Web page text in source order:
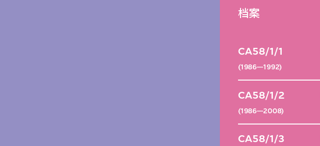
档案
CA58/1/1
(1986—1992)
CA58/1/2
(1986—2008)
CA58/1/3